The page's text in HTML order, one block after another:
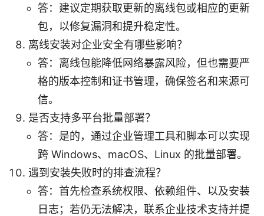
答：建议定期获取更新的离线包或相应的更新
包，以修复漏洞和提升稳定性。
离线安装对企业安全有哪些影响？
答：离线包能降低网络暴露风险，但也需要严
格的版本控制和证书管理，确保签名和来源可
信。
是否支持多平台批量部署？
答：是的，通过企业管理工具和脚本可以实现
跨 Windows、macOS、Linux 的批量部署。
遇到安装失败时的排查流程？
答：首先检查系统权限、依赖组件、以及安装
日志；若仍无法解决，联系企业技术支持并提